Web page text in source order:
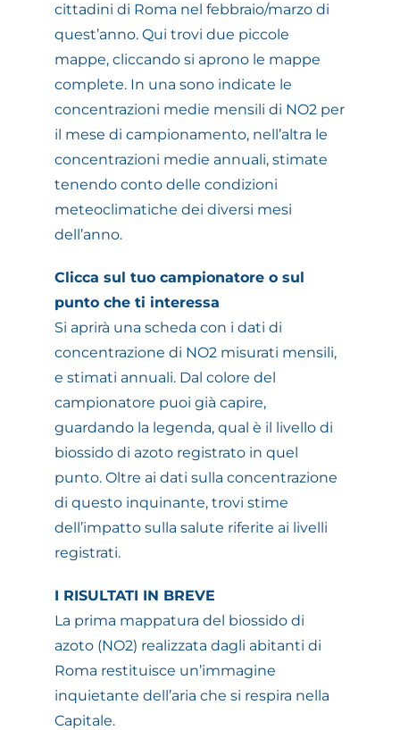
cittadini di Roma nel febbraio/marzo di
quest’anno. Qui trovi due piccole
mappe, cliccando si aprono le mappe
complete. In una sono indicate le
concentrazioni medie mensili di NO2 per
il mese di campionamento, nell’altra le
concentrazioni medie annuali, stimate
tenendo conto delle condizioni
meteoclimatiche dei diversi mesi
dell’anno.
Clicca sul tuo campionatore o sul
punto che ti interessa
Si aprirà una scheda con i dati di
concentrazione di NO2 misurati mensili,
e stimati annuali. Dal colore del
campionatore puoi già capire,
guardando la legenda, qual è il livello di
biossido di azoto registrato in quel
punto. Oltre ai dati sulla concentrazione
di questo inquinante, trovi stime
dell’impatto sulla salute riferite ai livelli
registrati.
I RISULTATI IN BREVE
La prima mappatura del biossido di
azoto (NO2) realizzata dagli abitanti di
Roma restituisce un’immagine
inquietante dell’aria che si respira nella
Capitale.